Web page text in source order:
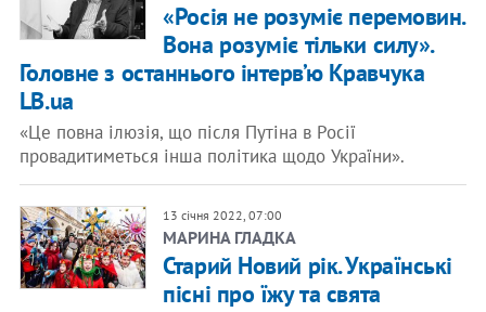
«Росія не розуміє перемовин.
Вона розуміє тільки силу».
Головне з останнього інтерв’ю Кравчука
LB.ua
«Це повна ілюзія, що після Путіна в Росії
провадитиметься інша політика щодо України».
13 січня 2022, 07:00
МАРИНА ГЛАДКА
Старий Новий рік. Українські
пісні про їжу та свята